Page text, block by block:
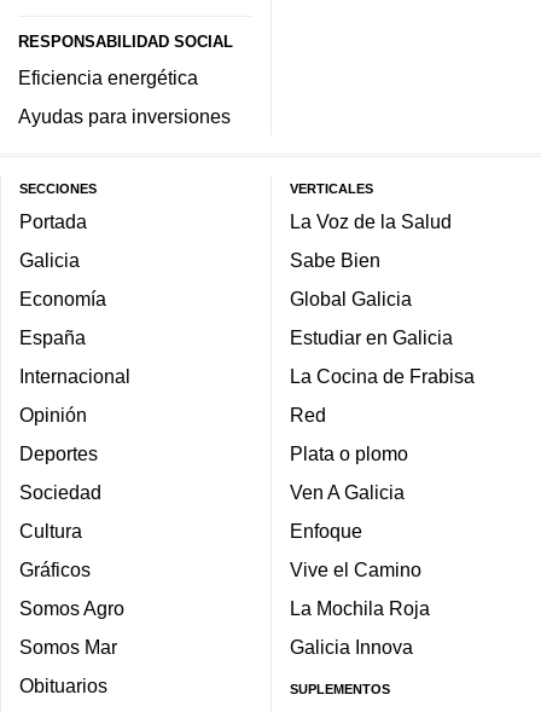
RESPONSABILIDAD SOCIAL
Eficiencia energética
Ayudas para inversiones
SECCIONES
Portada
Galicia
Economía
España
Internacional
Opinión
Deportes
Sociedad
Cultura
Gráficos
Somos Agro
Somos Mar
Obituarios
VERTICALES
La Voz de la Salud
Sabe Bien
Global Galicia
Estudiar en Galicia
La Cocina de Frabisa
Red
Plata o plomo
Ven A Galicia
Enfoque
Vive el Camino
La Mochila Roja
Galicia Innova
SUPLEMENTOS